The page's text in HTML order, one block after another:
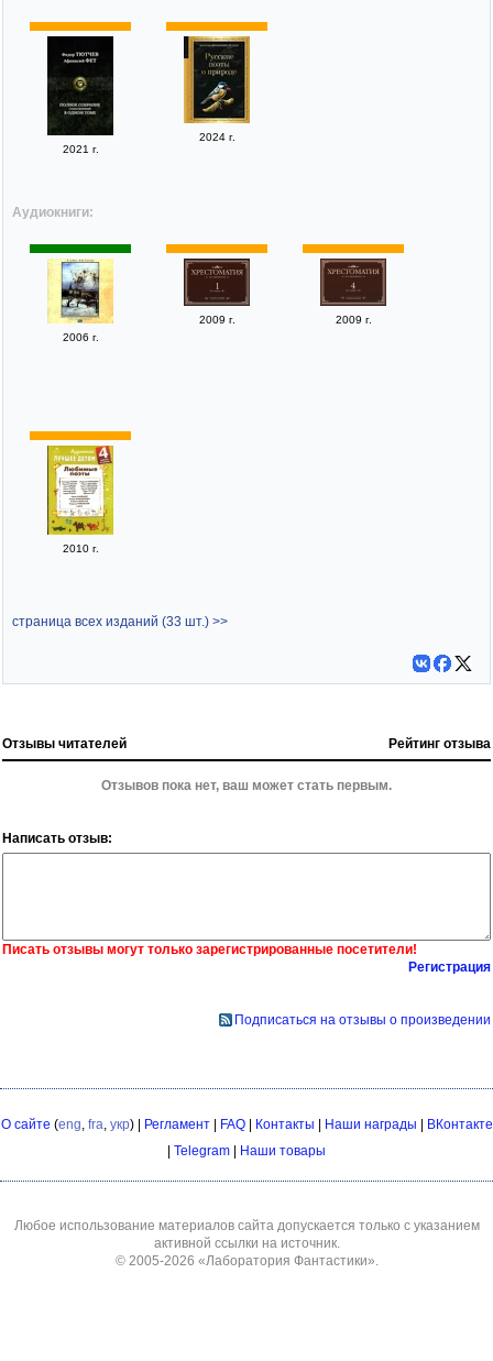
2021 г.
2024 г.
Аудиокниги:
2006 г.
2009 г. 2009 г.
2010 г.
страница всех изданий (33 шт.) >>
Отзывы читателей Рейтинг отзыва
Отзывов пока нет, ваш может стать первым.
Написать отзыв:
Писать отзывы могут только зарегистрированные посетители!
Регистрация
Подписаться на отзывы о произведении
О сайте (eng fra укр) | Регламент| FAQ| Контакты | Наши награды | ВКонтакте
| Telegram | Наши товары
Любое использование материалов сайта допускается только с указанием
активной ссылки на источник.
© 2005-2026 «Лаборатория Фантастики»